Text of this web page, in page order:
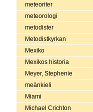
meteoriter
meteorologi
metodister
Metodistkyrkan
Mexiko
Mexikos historia
Meyer, Stephenie
meänkieli
Miami
Michael Crichton